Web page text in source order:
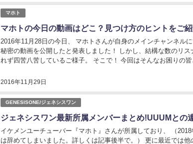
マホト
マホトの今日の動画はどこ？見つけ方のヒントをご紹
2016年11月29日
2016年11月28日の今日、 マホトさんが自身のメインチャンネル
秘密の動画を公開したと発表しました！ しかし、結構な数のリ
れず四苦八苦しているご様子。 そこで！ 今回はそんなお困りの
GENESISONE/ジェネシスワン
ジェネシスワン最新所属メンバーまとめ!UUUMとの
イケメンユーチューバー『マホト』さんが所属しており、 （
は辞めてしまいました。詳しくは記事後半で。） 更に最近では他